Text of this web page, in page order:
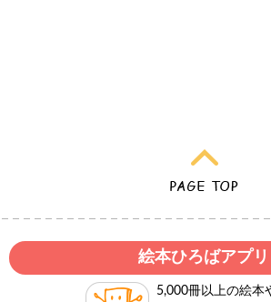
絵本ひろばアプリ
5,000冊以上の絵本